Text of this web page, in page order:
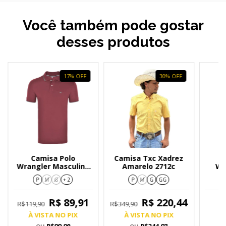
Você também pode gostar
desses produtos
17% OFF
Camisa Polo
Wrangler Masculina
Vinho WM9040
P M G + 2
R$119,90 R$ 89,91
À VISTA NO PIX
30% OFF
Camisa Txc Xadrez
Amarelo 2712c
P M G GG
R$349,90 R$ 220,44
À VISTA NO PIX